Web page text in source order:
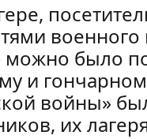
можно было
и
войны»
их